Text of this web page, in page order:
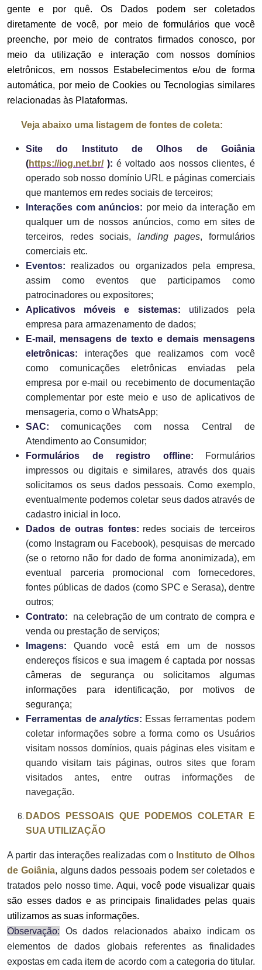
gente e por quê. Os Dados podem ser coletados
diretamente de você, por meio de formulários que você
preenche, por meio de contratos firmados conosco, por
meio da utilização e interação com nossos domínios
eletrônicos, em nossos Estabelecimentos e/ou de forma
automática, por meio de Cookies ou Tecnologias similares
relacionadas às Plataformas.
Veja abaixo uma listagem de fontes de coleta:
Site do Instituto de Olhos de Goiânia
(https://iog.net.br/): é voltado aos nossos clientes, é
operado sob nosso domínio URL e páginas comerciais
que mantemos em redes sociais de terceiros;
Interações com anúncios: por meio da interação em
qualquer um de nossos anúncios, como em sites de
terceiros, redes sociais, landing pages, formulários
comerciais etc.
Eventos:
realizados ou organizados pela empresa,
assim como eventos que participamos como
patrocinadores ou expositores;
Aplicativos móveis e sistemas: utilizados pela
empresa para armazenamento de dados;
E-mail, mensagens de texto e demais mensagens
eletrônicas: interações que realizamos com você
como comunicações eletrônicas enviadas pela
empresa por e-mail ou recebimento de documentação
complementar por este meio e uso de aplicativos de
mensageria, como o WhatsApp;
SAC:
comunicações com nossa Central de
Atendimento ao Consumidor;
Formulários de registro offline:
Formulários
impressos ou digitais e similares, através dos quais
solicitamos os seus dados pessoais. Como exemplo,
eventualmente podemos coletar seus dados através de
cadastro inicial in loco.
Dados de outras fontes: redes sociais de terceiros
(como Instagram ou Facebook), pesquisas de mercado
(se o retorno não for dado de forma anonimizada), em
eventual parceria promocional com fornecedores,
fontes públicas de dados (como SPC e Serasa), dentre
outros;
Contrato:
na celebração de um contrato de compra e
venda ou prestação de serviços;
Imagens:
Quando você está em um de nossos
endereços físicos e sua imagem é captada por nossas
câmeras de segurança ou solicitamos algumas
informações para identificação, por motivos de
segurança;
Ferramentas deanalytics: Essas ferramentas podem
coletar informações sobre a forma como os Usuários
visitam nossos domínios, quais páginas eles visitam e
quando visitam tais páginas, outros sites que foram
visitados antes, entre outras informações de
navegação.
DADOS PESSOAIS QUE PODEMOS COLETAR E
SUA UTILIZAÇÃO
A partir das interações realizadas com o Instituto de Olhos
de Goiânia, alguns dados pessoais podem ser coletados e
tratados pelo nosso time. Aqui, você pode visualizar quais
são esses dados e as principais finalidades pelas quais
utilizamos as suas informações.
Observação: Os dados relacionados abaixo indicam os
elementos de dados globais referentes as finalidades
expostas em cada item de acordo com a categoria do titular.